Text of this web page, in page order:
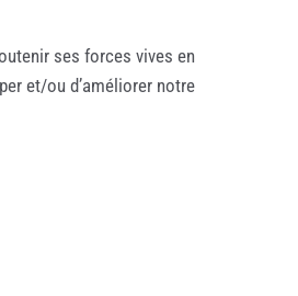
ses forces vives en
et/ou d’améliorer notre